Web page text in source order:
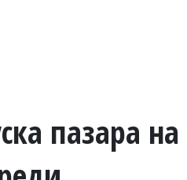
пазара на